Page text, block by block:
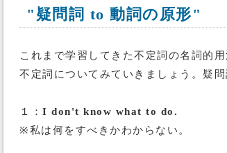
"疑問詞 to 動詞の原形"
これまで学習してきた不定詞の名詞的
不定詞についてみていきましょう。疑
１： I don't know what to do.
※私は何をすべきかわからない。